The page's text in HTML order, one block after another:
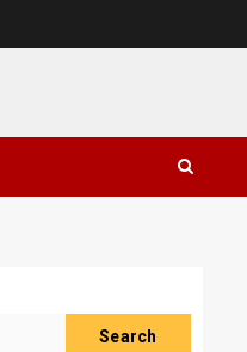
Search